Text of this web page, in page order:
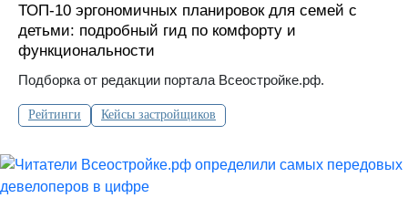
ТОП-10 эргономичных планировок для семей с
детьми: подробный гид по комфорту и
функциональности
Подборка от редакции портала Всеостройке.рф.
Рейтинги Кейсы застройщиков